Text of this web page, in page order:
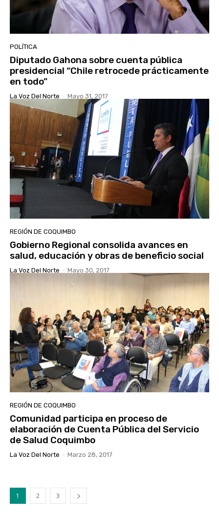
POLÍTICA
Diputado Gahona sobre cuenta pública
presidencial “Chile retrocede prácticamente
en todo”
La Voz Del Norte - Mayo 31, 2017
REGIÓN DE COQUIMBO
Gobierno Regional consolida avances en
salud, educación y obras de beneficio social
La Voz Del Norte - Mayo 30, 2017
REGIÓN DE COQUIMBO
Comunidad participa en proceso de
elaboración de Cuenta Pública del Servicio
de Salud Coquimbo
La Voz Del Norte - Marzo 28, 2017
1 2 3